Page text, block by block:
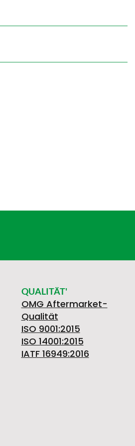
QUALITÄT'
OMG Aftermarket-
Qualität
ISO 9001:2015
ISO 14001:2015
IATF 16949:2016